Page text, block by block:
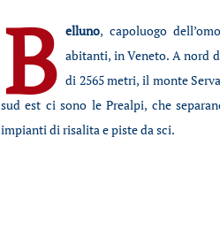
B elluno, capoluogo
abitanti, in Veneto. A nord
di 2565 metri, il monte
sud est ci sono le Prealpi, che
impianti di risalita e piste da sci.